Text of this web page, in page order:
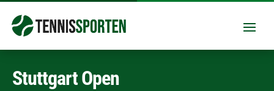
Stuttgart Open